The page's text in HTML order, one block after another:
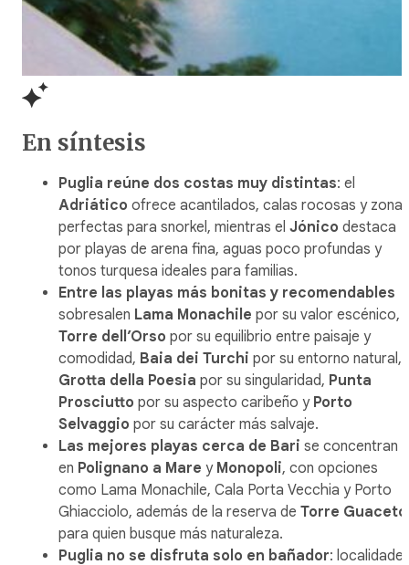
En síntesis
Puglia reúne dos costas muy distintas: el
Adriático ofrece acantilados, calas rocosas y zonas
perfectas para snorkel, mientras el Jónico destaca
por playas de arena fina, aguas poco profundas y
tonos turquesa ideales para familias.
Entre las playas más bonitas y recomendables
sobresalen Lama Monachile por su valor escénico,
Torre dell’Orso por su equilibrio entre paisaje y
comodidad, Baia dei Turchi por su entorno natural,
Grotta della Poesia por su singularidad, Punta
Prosciutto por su aspecto caribeño y Porto
Selvaggio por su carácter más salvaje.
Las mejores playas cerca de Bari se concentran
en Polignano a Mare y Monopoli, con opciones
como Lama Monachile, Cala Porta Vecchia y Porto
Ghiacciolo, además de la reserva de Torre Guaceto
para quien busque más naturaleza.
Puglia no se disfruta solo en bañador: